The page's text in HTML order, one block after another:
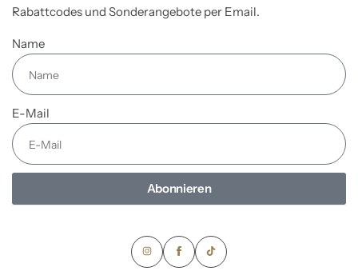
Rabattcodes und Sonderangebote per Email.
Name
E-Mail
Abonnieren